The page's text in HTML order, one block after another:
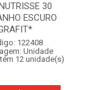
30
ESCURO
122408
Unidade
12 unidade(s)